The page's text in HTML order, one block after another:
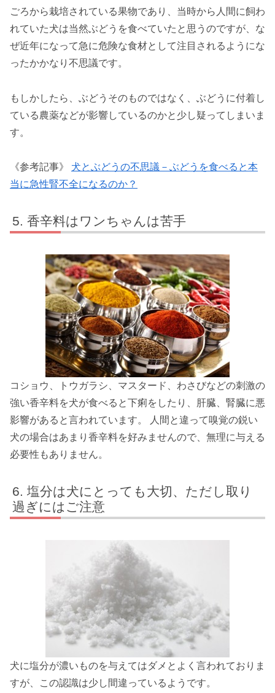
ごろから栽培されている果物であり、当時から人間に飼わ
れていた犬は当然ぶどうを食べていたと思うのですが、な
ぜ近年になって急に危険な食材として注目されるようにな
ったかかなり不思議です。
もしかしたら、ぶどうそのものではなく、ぶどうに付着し
ている農薬などが影響しているのかと少し疑ってしまいま
す。
《参考記事》 犬とぶどうの不思議－ぶどうを食べると本
当に急性腎不全になるのか？
香辛料はワンちゃんは苦手
コショウ、トウガラシ、マスタード、わさびなどの刺激の
強い香辛料を犬が食べると下痢をしたり、肝臓、腎臓に悪
影響があると言われています。 人間と違って嗅覚の鋭い
犬の場合はあまり香辛料を好みませんので、無理に与える
必要性もありません。
塩分は犬にとっても大切、ただし取り
過ぎにはご注意
犬に塩分が濃いものを与えてはダメとよく言われておりま
すが、この認識は少し間違っているようです。